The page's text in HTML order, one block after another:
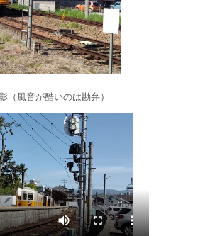
（風音が酷いのは勘弁）